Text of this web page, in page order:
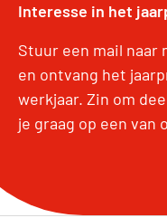
Interesse in het
Stuur een mail naar
en ontvang het
werkjaar. Zin om
je graag op een